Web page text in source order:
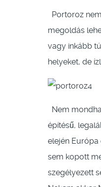
Portoroz
megoldás
vagy inkább
helyeket, de
Nem
építésű,
elején
sem kopott
szegélyezett